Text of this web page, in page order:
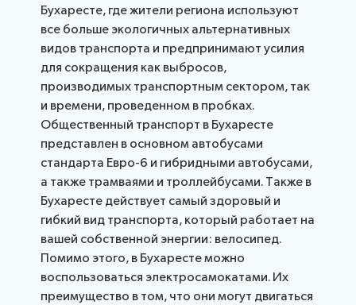
Сектор радиосвязи (МСЭ-R)
Сектор стандартизации электросвязи МСЭ
Сектор развития электросвязи МСЭ
Бухаресте, где жители региона используют
все больше экологичных альтернативных
видов транспорта и предпринимают усилия
для сокращения как выбросов,
производимых транспортным сектором, так
и времени, проведенном в пробках.
Общественный транспорт в Бухаресте
представлен в основном автобусами
стандарта Евро-6 и гибридными автобусами,
а также трамваями и троллейбусами. Также в
Бухаресте действует самый здоровый и
гибкий вид транспорта, который работает на
вашей собственной энергии: велосипед.
Помимо этого, в Бухаресте можно
воспользоваться электросамокатами. Их
преимущество в том, что они могут двигаться